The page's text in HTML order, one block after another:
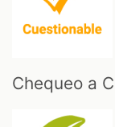
Chequeo a